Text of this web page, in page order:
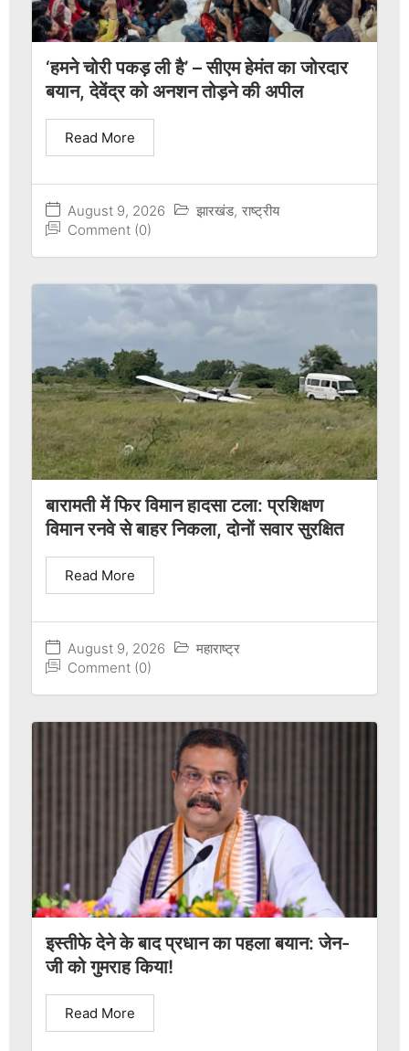
‘हमने चोरी पकड़ ली है’ – सीएम हेमंत का जोरदार
बयान, देवेंद्र को अनशन तोड़ने की अपील
August 9, 2026 झारखंड, राष्ट्रीय
Comment (0)
Read More
बारामती में फिर विमान हादसा टला: प्रशिक्षण
विमान रनवे से बाहर निकला, दोनों सवार सुरक्षित
August 9, 2026
महाराष्ट्र
Comment (0)
Read More
इस्तीफे देने के बाद प्रधान का पहला बयान: जेन-
जी को गुमराह किया!
Read More